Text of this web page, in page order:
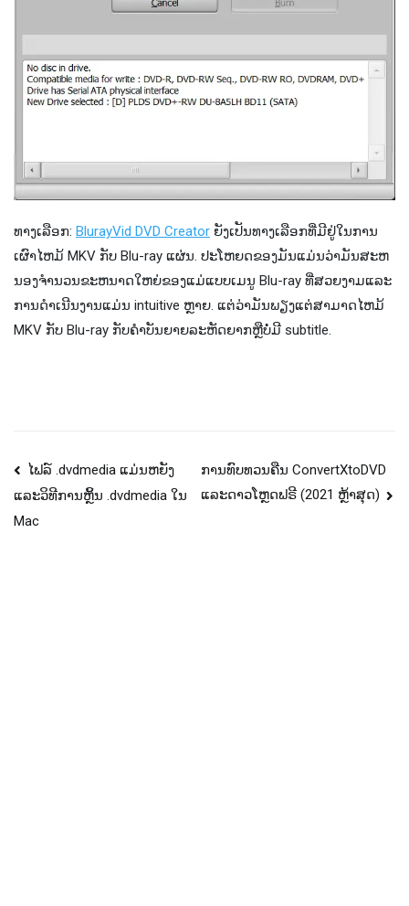
ທາງເລືອກ: BlurayVid DVD Creator ຍັງ​ເປັນ​ທາງ​ເລືອກ​ທີ່​ມີ​ຢູ່​ໃນ​ການ​
ເຜົາ​ໄຫມ້ MKV ກັບ Blu​-ray ແຜ່ນ​. ປະ​ໂຫຍດ​ຂອງ​ມັນ​ແມ່ນ​ວ່າ​ມັນ​ສະ​ຫ
ນອງ​ຈໍາ​ນວນ​ຂະ​ຫນາດ​ໃຫຍ່​ຂອງ​ແມ່​ແບບ​ເມ​ນູ Blu​-ray ທີ່​ສວຍ​ງາມ​ແລະ​
ການ​ດໍາ​ເນີນ​ງານ​ແມ່ນ intuitive ຫຼາຍ​. ແຕ່​ວ່າ​ມັນ​ພຽງ​ແຕ່​ສາ​ມາດ​ໄຫມ້
MKV ກັບ Blu​-ray ກັບ​ຄໍາ​ບັນ​ຍາຍ​ລະ​ຫັດ​ຍາກ​ຫຼື​ບໍ່​ມີ subtitle​.
Post
navigation
ໄຟລ໌ .dvdmedia ແມ່ນຫຍັງ
ແລະວິທີການຫຼິ້ນ .dvdmedia ໃນ
Mac
ການທົບທວນຄືນ ConvertXtoDVD
ແລະດາວໂຫຼດຟຣີ (2021 ຫຼ້າສຸດ)